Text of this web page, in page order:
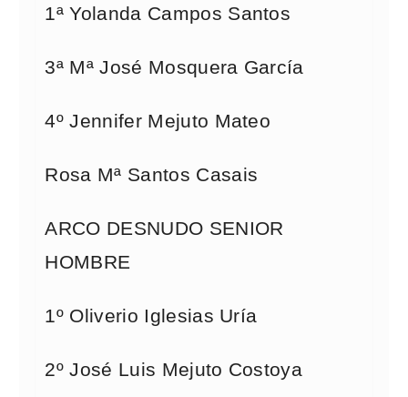
1ª Yolanda Campos Santos
3ª Mª José Mosquera García
4º Jennifer Mejuto Mateo
Rosa Mª Santos Casais
ARCO DESNUDO SENIOR
HOMBRE
1º Oliverio Iglesias Uría
2º José Luis Mejuto Costoya